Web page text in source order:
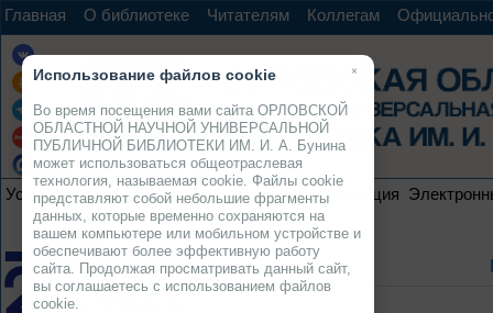
Главная О библиотеке Читателям Коллегам
Услуги Ресурсы Проекты Электронная коллекция
×
Использование файлов cookie
Во время посещения вами сайта ОРЛОВСКОЙ
ОБЛАСТНОЙ НАУЧНОЙ УНИВЕРСАЛЬНОЙ
ПУБЛИЧНОЙ БИБЛИОТЕКИ ИМ. И. А. Бунина
может использоваться общеотраслевая
технология, называемая cookie. Файлы cookie
представляют собой небольшие фрагменты
данных, которые временно сохраняются на
вашем компьютере или мобильном устройстве и
обеспечивают более эффективную работу
сайта. Продолжая просматривать данный сайт,
вы соглашаетесь с использованием файлов
cookie.